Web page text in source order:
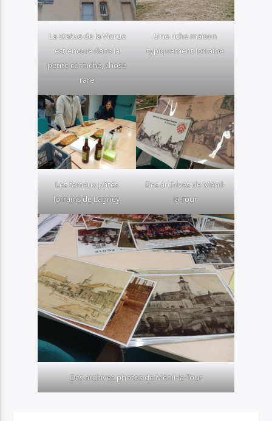
La statue de la Vierge
est encore dans la
petite corniche, chose
rare
Une riche maison
typiquement lorraine
Les fameux pâtés
lorrains de Lagney
Des archives de Ménil-
la-Tour
Des archives photos de Ménil-la-Tour